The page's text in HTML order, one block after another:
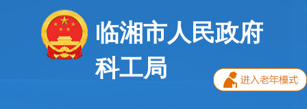
临湘市人民政府
科工局